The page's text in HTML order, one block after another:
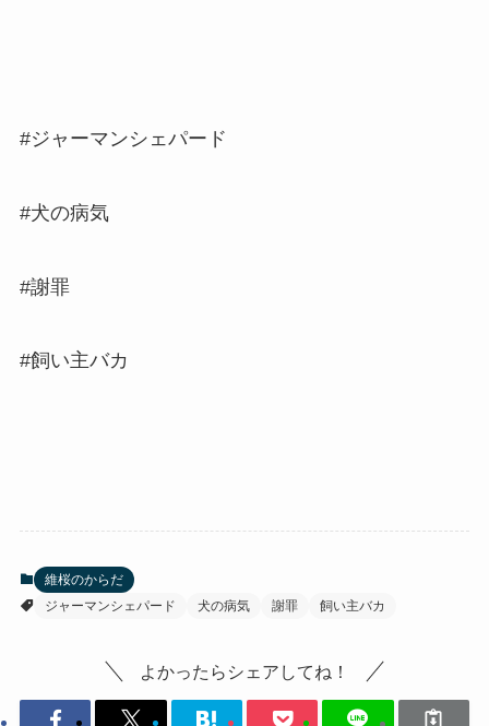
#ジャーマンシェパード
#犬の病気
#謝罪
#飼い主バカ
維桜のからだ
ジャーマンシェパード
犬の病気 謝罪 飼い主バカ
よかったらシェアしてね！